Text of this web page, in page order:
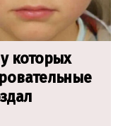
которых